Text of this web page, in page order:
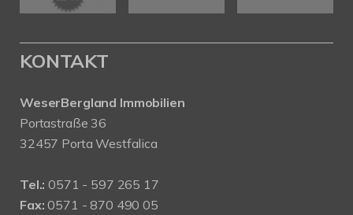
KONTAKT
WeserBergland Immobilien
Portastraße 36
32457 Porta Westfalica
Tel.: 0571 - 597 265 17
Fax: 0571 - 870 490 05